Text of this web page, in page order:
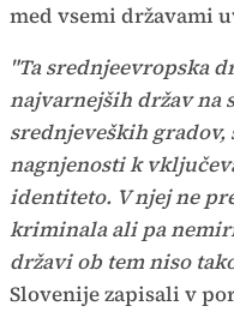
med vsemi državami
"Ta srednjeevropska
najvarnejših držav na
srednjeveških
nagnjenosti k
identiteto. V njej ne
kriminala ali pa
državi ob tem niso
Slovenije zapisali v